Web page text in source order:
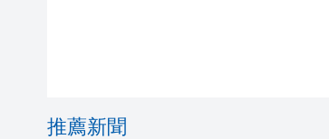
推薦新聞